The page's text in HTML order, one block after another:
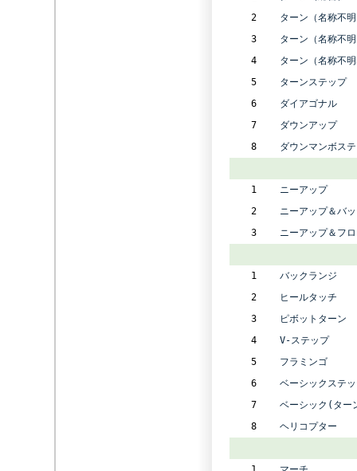
2
ターン（名称不
3
ターン（名称不
4
ターン（名称不
5
ターンステップ
6
ダイアゴナル
7
ダウンアップ
8
ダウンマンボス
1
ニーアップ
2
ニーアップ＆バ
3
ニーアップ＆フ
1
バックランジ
2
ヒールタッチ
3
ピボットターン
4
V-ステップ
5
フラミンゴ
6
ベーシックステ
7
ベーシック(ター
8
ヘリコプター